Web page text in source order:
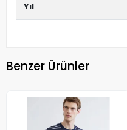
Yıl
Benzer Ürünler